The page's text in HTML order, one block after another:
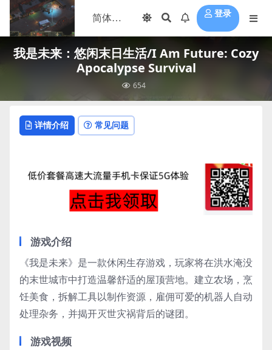
登录
我是未来：悠闲末日生活/I Am Future: Cozy
Apocalypse Survival
654
详情介绍 常见问题
游戏介绍
《我是未来》是一款休闲生存游戏，玩家将在洪水淹没
的末世城市中打造温馨舒适的屋顶营地。建立农场，烹
饪美食，拆解工具以制作资源，雇佣可爱的机器人自动
处理杂务，并揭开灭世灾祸背后的谜团。
游戏视频